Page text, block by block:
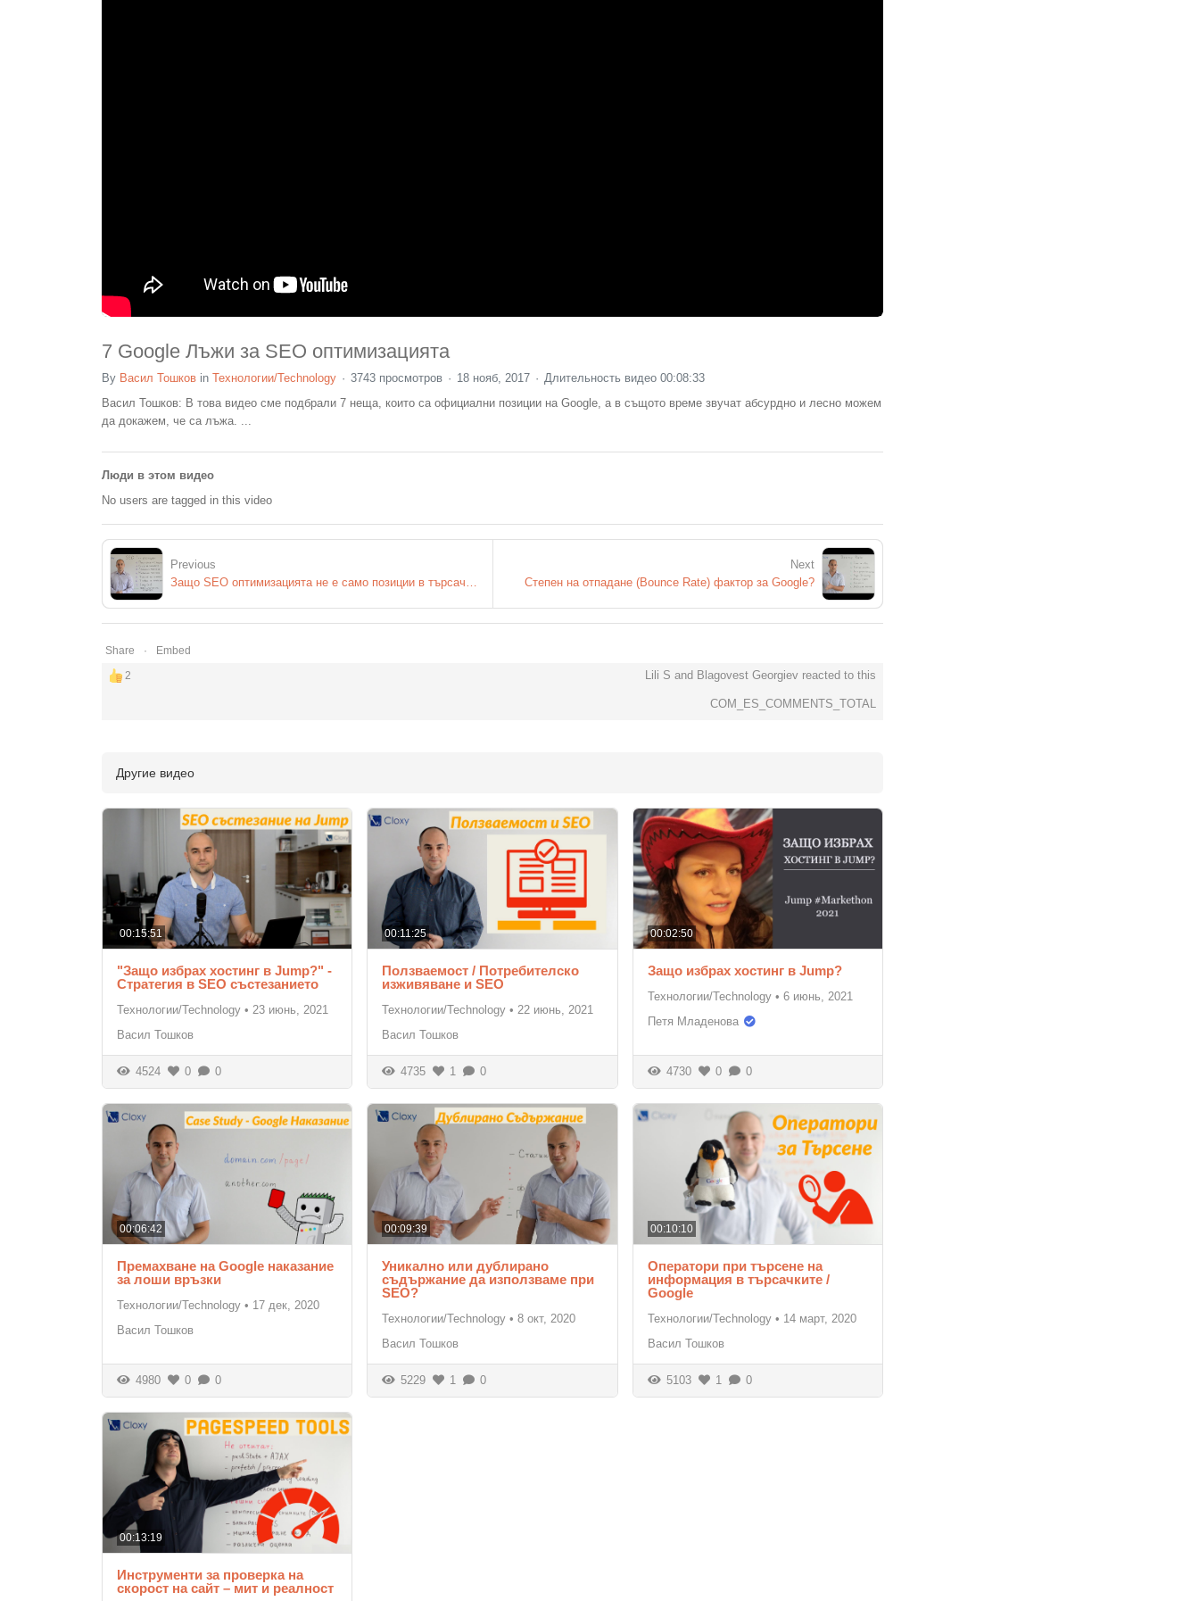
7 Google Лъжи за SEO оптимизацията
By Васил Тошков in Технологии/Technology 3743 просмотров 18 нояб, 2017
Длительность видео 00:08:33
Васил Тошков: В това видео сме подбрали 7 неща, които са официални позиции на Google, а в същото време звучат абсурдно и лесно можем
да докажем, че са лъжа. ...
Люди в этом видео
No users are tagged in this video
Previous
Next
Степен на отпадане (Bounce Rate) фактор за Google?
Share
Embed
2
Lili S and Blagovest Georgiev reacted to this
COM_ES_COMMENTS_TOTAL
Другие видео
00:15:51
"Защо избрах хостинг в Jump?" -
Стратегия в SEO състезанието
Технологии/Technology • 23 июнь, 2021
Васил Тошков
4524 0 0
00:11:25
Ползваемост / Потребителско
изживяване и SEO
Технологии/Technology • 22 июнь, 2021
Васил Тошков
4735 1 0
00:02:50
Защо избрах хостинг в Jump?
Технологии/Technology • 6 июнь, 2021
Петя Младенова
4730 0 0
00:06:42
Премахване на Google наказание
за лоши връзки
Технологии/Technology • 17 дек, 2020
Васил Тошков
4980 0 0
00:09:39
Уникално или дублирано
съдържание да използваме при
SEO?
Технологии/Technology • 8 окт, 2020
Васил Тошков
5229 1 0
00:10:10
Оператори при търсене на
информация в търсачките /
Google
Технологии/Technology • 14 март, 2020
Васил Тошков
5103 1 0
00:13:19
Инструменти за проверка на
скорост на сайт – мит и реалност